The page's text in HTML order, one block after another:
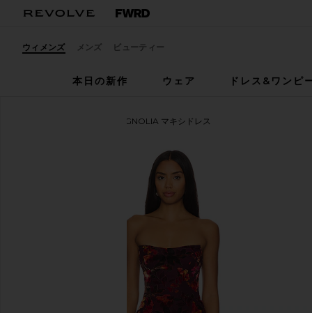
ウィメンズ メンズ ビューティー
本日の新作 ウェア ドレス&ワンピ
MAGNOLIA マキシドレス
お気に入りAmanda Uprichard Magnolia Maxi Dress